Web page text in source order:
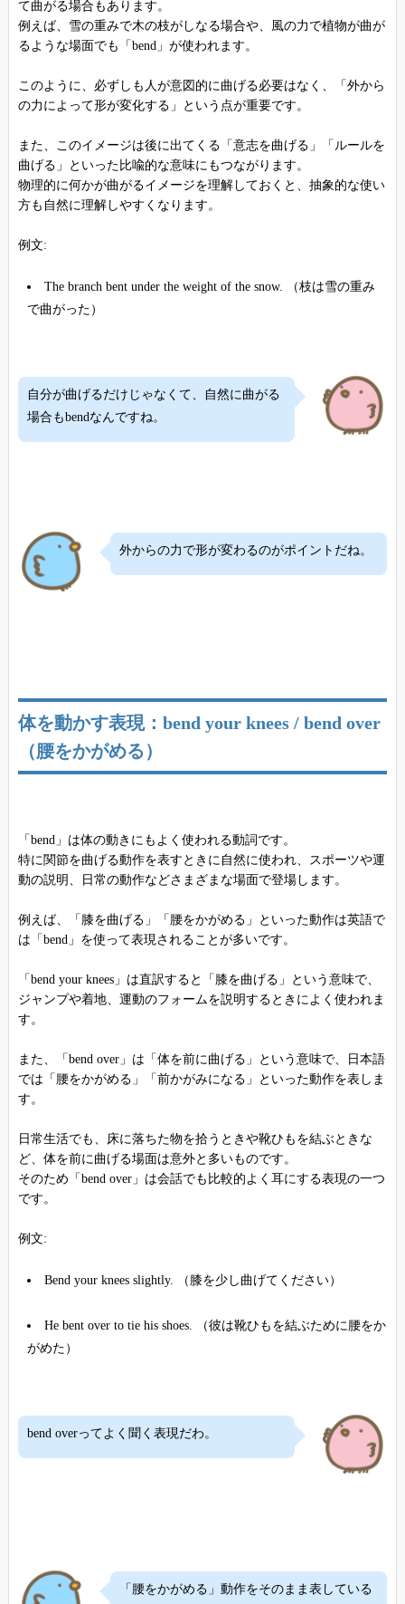
て曲がる場合もあります。
例えば、雪の重みで木の枝がしなる場合や、風の力で植物が曲が
るような場面でも「bend」が使われます。
このように、必ずしも人が意図的に曲げる必要はなく、「外から
の力によって形が変化する」という点が重要です。
また、このイメージは後に出てくる「意志を曲げる」「ルールを
曲げる」といった比喩的な意味にもつながります。
物理的に何かが曲がるイメージを理解しておくと、抽象的な使い
方も自然に理解しやすくなります。
例文:
The branch bent under the weight of the snow. （枝は雪の重み
で曲がった）
自分が曲げるだけじゃなくて、自然に曲がる
場合もbendなんですね。
外からの力で形が変わるのがポイントだね。
体を動かす表現：bend your knees / bend over
（腰をかがめる）
「bend」は体の動きにもよく使われる動詞です。
特に関節を曲げる動作を表すときに自然に使われ、スポーツや運
動の説明、日常の動作などさまざまな場面で登場します。
例えば、「膝を曲げる」「腰をかがめる」といった動作は英語で
は「bend」を使って表現されることが多いです。
「bend your knees」は直訳すると「膝を曲げる」という意味で、
ジャンプや着地、運動のフォームを説明するときによく使われま
す。
また、「bend over」は「体を前に曲げる」という意味で、日本語
では「腰をかがめる」「前かがみになる」といった動作を表しま
す。
日常生活でも、床に落ちた物を拾うときや靴ひもを結ぶときな
ど、体を前に曲げる場面は意外と多いものです。
そのため「bend over」は会話でも比較的よく耳にする表現の一つ
です。
例文:
Bend your knees slightly. （膝を少し曲げてください）
He bent over to tie his shoes. （彼は靴ひもを結ぶために腰をか
がめた）
bend overってよく聞く表現だわ。
「腰をかがめる」動作をそのまま表している